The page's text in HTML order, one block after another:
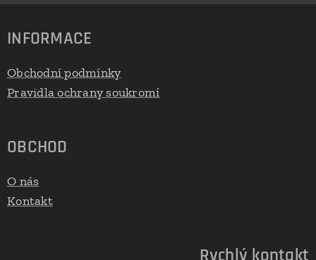
INFORMACE
Obchodní podmínky
Pravidla ochrany soukromí
OBCHOD
O nás
Kontakt